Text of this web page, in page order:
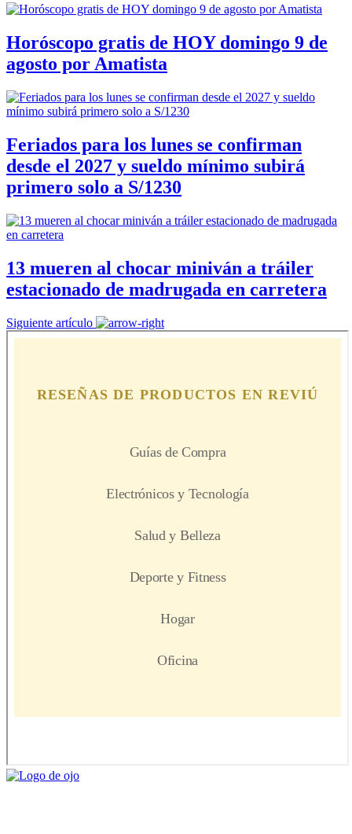
Horóscopo gratis de HOY domingo 9 de
agosto por Amatista
Feriados para los lunes se confirman
desde el 2027 y sueldo mínimo subirá
primero solo a S/1230
13 mueren al chocar miniván a tráiler
estacionado de madrugada en carretera
Siguiente artículo